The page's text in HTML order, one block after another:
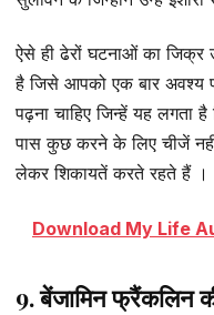
ऐसे ही ढेरों घटनाओं का जिक्र
है जिसे आपको एक बार अवश्य
पढ़ना चाहिए जिन्हें यह
पास कुछ करने के लिए चीजें
लेकर शिकायतें करते रहते हैं ।
Download My Life
9. बेंजामिन फ्रैंकलिन